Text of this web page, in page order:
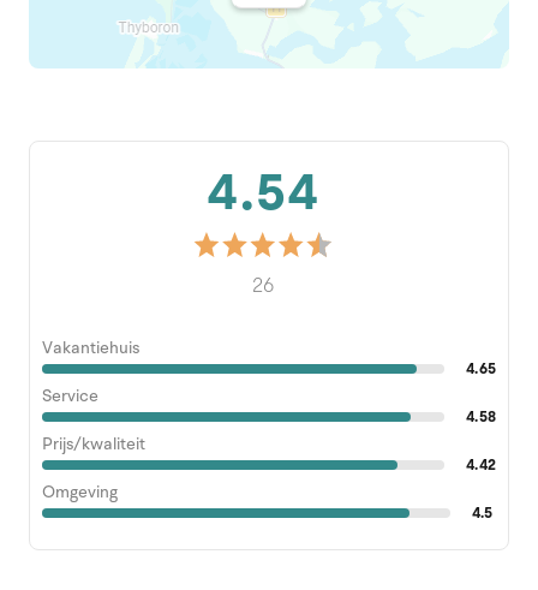
4.54
26
Vakantiehuis
4.65
Service
4.58
Prijs/kwaliteit
4.42
Omgeving
4.5